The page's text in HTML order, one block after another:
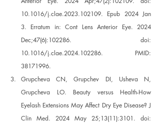
10.1016/j.clae.2023.102109. Epub 2024 Jan
3. Erratum in: Cont Lens Anterior Eye. 2024
Dec;47(6):102286. doi:
10.1016/j.clae.2024.102286. PMID:
38171996.
Grupcheva CN, Grupchev DI, Usheva N,
Grupcheva LO. Beauty versus Health-How
Eyelash Extensions May Affect Dry Eye Disease? J
Clin Med. 2024 May 25;13(11):3101. doi: